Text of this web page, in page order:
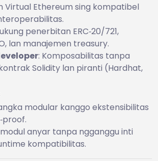
Virtual Ethereum sing kompatibel
penerbitan ERC‑20/721,
lan manajemen treasury.
: Komposabilitas tanpa
Solidity lan piranti (Hardhat,
modular kanggo ekstensibilitas
anyar tanpa ngganggu inti
kompatibilitas.